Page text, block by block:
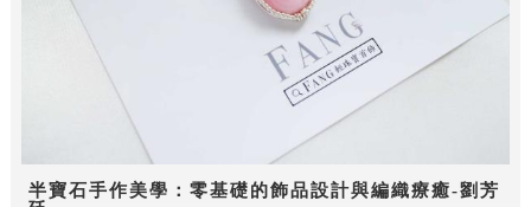
半寶石手作美學：零基礎的飾品設計與編織療癒-劉芳